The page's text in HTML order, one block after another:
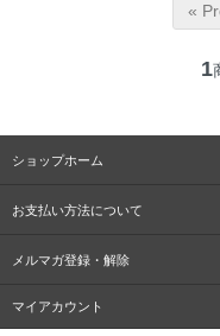
«
1
ショップホーム
お支払い方法について
メルマガ登録・解除
マイアカウント